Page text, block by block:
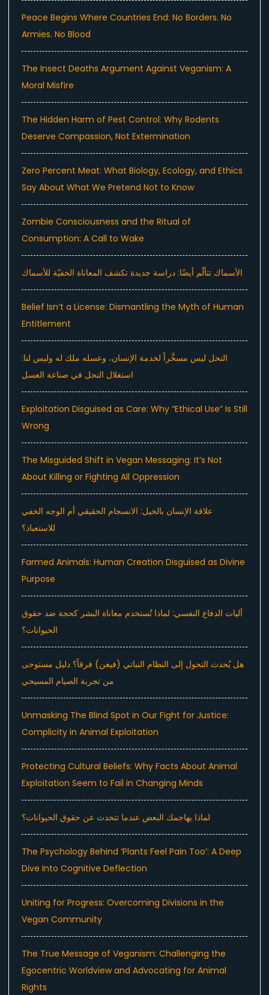
Peace Begins Where Countries End: No Borders. No
Armies. No Blood
The Insect Deaths Argument Against Veganism: A
Moral Misfire
The Hidden Harm of Pest Control: Why Rodents
Deserve Compassion, Not Extermination
Zero Percent Meat: What Biology, Ecology, and Ethics
Say About What We Pretend Not to Know
Zombie Consciousness and the Ritual of
Consumption: A Call to Wake
الأسماك تتألّم أيضًا: دراسة جديدة تكشف المعاناة الخفيّة للأسماك
Belief Isn’t a License: Dismantling the Myth of Human
Entitlement
النحل ليس مسخَّراً لخدمة الإنسان، وعسله ملك له وليس لنا:
استغلال النحل في صناعة العسل
Exploitation Disguised as Care: Why “Ethical Use” Is Still
Wrong
The Misguided Shift in Vegan Messaging: It’s Not
About Killing or Fighting All Oppression
علاقة الإنسان بالخيل: الانسجام الحقيقي أم الوجه الخفي
للاستعباد؟
Farmed Animals: Human Creation Disguised as Divine
Purpose
آليات الدفاع النفسي: لماذا تُستخدم معاناة البشر كحجة ضد حقوق
الحيوانات؟
هل يُحدث التحول إلى النظام النباتي (فيغن) فرقاً؟ دليل مستوحى
من تجربة الصيام المسيحي
Unmasking The Blind Spot in Our Fight for Justice:
Complicity in Animal Exploitation
Protecting Cultural Beliefs: Why Facts About Animal
Exploitation Seem to Fail in Changing Minds
لماذا يهاجمك البعض عندما تتحدث عن حقوق الحيوانات؟
The Psychology Behind ‘Plants Feel Pain Too’: A Deep
Dive Into Cognitive Deflection
Uniting for Progress: Overcoming Divisions in the
Vegan Community
The True Message of Veganism: Challenging the
Egocentric Worldview and Advocating for Animal
Rights